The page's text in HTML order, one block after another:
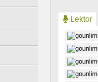
Lektor